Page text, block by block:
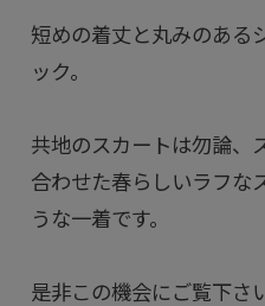
短めの着丈と丸みのある
ック。
共地のスカートは勿論、
合わせた春らしいラフな
うな一着です。
是非この機会にご覧下さ